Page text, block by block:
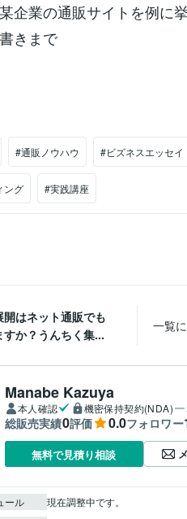
企業の通販サイトを例に
きまで
#通販ノウハウ #ビズネスエッセイ
ング #実践講座
開はネット通販でも
すか？うんちく集...
一覧
Manabe Kazuya
本人確認 機密保持契約(NDA)
総販売実績0評価 0.0フォロワー
無料で見積り相談
ール 現在調整中です。